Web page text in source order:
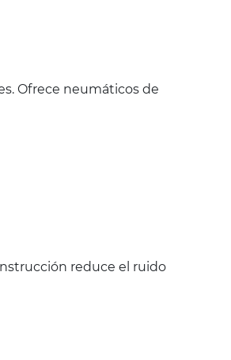
Ofrece neumáticos de
reduce el ruido